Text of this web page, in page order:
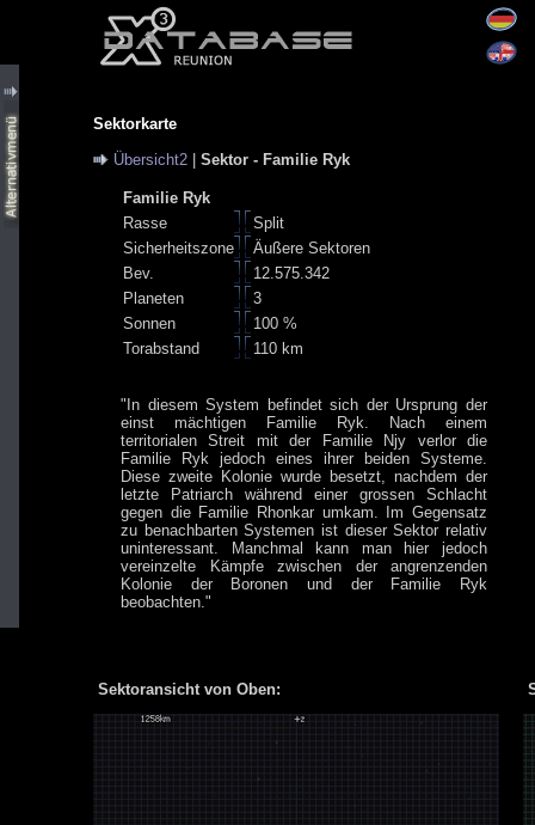
Sektorkarte
Übersicht2
Sektor - Familie Ryk
Familie Ryk
Rasse
Split
Sicherheitszone
Äußere Sektoren
Bev.
12.575.342
Planeten
3
Sonnen
100 %
Torabstand
110 km
"In diesem System befindet sich der Ursprung der
einst mächtigen Familie Ryk. Nach einem
territorialen Streit mit der Familie Njy verlor die
Familie Ryk jedoch eines ihrer beiden Systeme.
Diese zweite Kolonie wurde besetzt, nachdem der
letzte Patriarch während einer grossen Schlacht
gegen die Familie Rhonkar umkam. Im Gegensatz
zu benachbarten Systemen ist dieser Sektor relativ
uninteressant. Manchmal kann man hier jedoch
vereinzelte Kämpfe zwischen der angrenzenden
Kolonie der Boronen und der Familie Ryk
beobachten."
Sektoransicht von Oben: